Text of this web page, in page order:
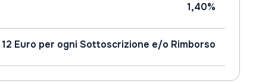
1,40%
12 Euro per ogni Sottoscrizione e/o Rimborso